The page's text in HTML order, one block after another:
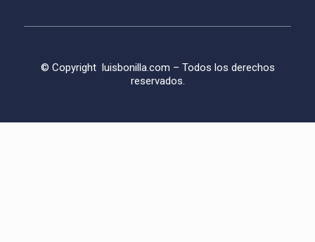
© Copyright luisbonilla.com – Todos los derechos
reservados.